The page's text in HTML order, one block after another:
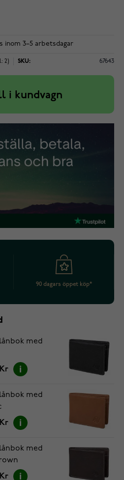
inom 3–5 arbetsdagar
2) SKU: 67643
i kundvagn
90 dagars öppet köp*
med
med
med